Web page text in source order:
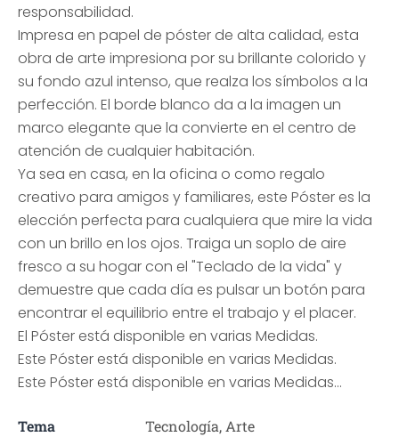
responsabilidad.
Impresa en papel de póster de alta calidad, esta
obra de arte impresiona por su brillante colorido y
su fondo azul intenso, que realza los símbolos a la
perfección. El borde blanco da a la imagen un
marco elegante que la convierte en el centro de
atención de cualquier habitación.
Ya sea en casa, en la oficina o como regalo
creativo para amigos y familiares, este Póster es la
elección perfecta para cualquiera que mire la vida
con un brillo en los ojos. Traiga un soplo de aire
fresco a su hogar con el "Teclado de la vida" y
demuestre que cada día es pulsar un botón para
encontrar el equilibrio entre el trabajo y el placer.
El Póster está disponible en varias Medidas.
Este Póster está disponible en varias Medidas.
Este Póster está disponible en varias Medidas...
Tema Tecnología, Arte